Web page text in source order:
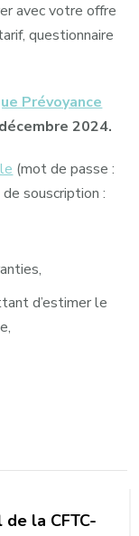
avec votre offre
questionnaire
Prévoyance
2024.
(mot de passe :
souscription :
d’estimer le
la CFTC-